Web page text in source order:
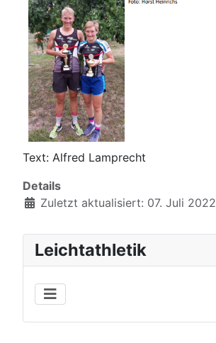
Text: Alfred Lamprecht
Details
Zuletzt aktualisiert: 07. Juli 2022
Leichtathletik